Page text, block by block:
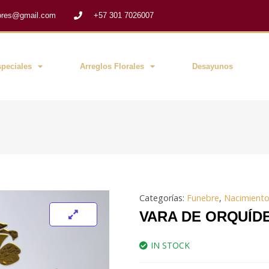
+57 301 7026007
Arreglos Florales Desayunos
Categorías: Funebre,
VARA DE
IN STOCK